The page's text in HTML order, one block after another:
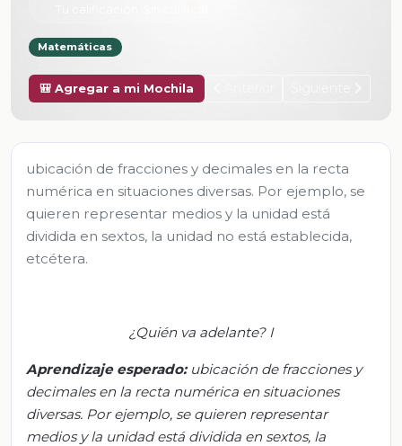
Matemáticas
🎒 Agregar a mi Mochila
ubicación de fracciones y decimales en la recta
numérica en situaciones diversas. Por ejemplo, se
quieren representar medios y la unidad está
dividida en sextos, la unidad no está establecida,
etcétera.
¿Quién va adelante? I
Aprendizaje esperado: ubicación de fracciones y
decimales en la recta numérica en situaciones
diversas. Por ejemplo, se quieren representar
medios y la unidad está dividida en sextos, la